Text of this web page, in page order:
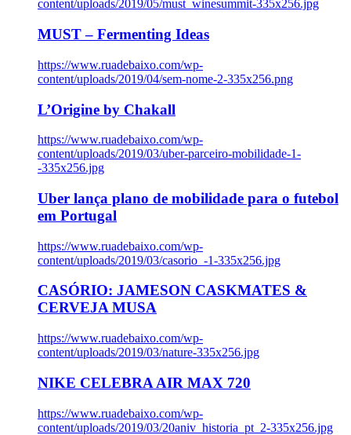
content/uploads/2019/05/must_winesummit-335x256.jpg
MUST – Fermenting Ideas
https://www.ruadebaixo.com/wp-
content/uploads/2019/04/sem-nome-2-335x256.png
L’Origine by Chakall
https://www.ruadebaixo.com/wp-
content/uploads/2019/03/uber-parceiro-mobilidade-1-
-335x256.jpg
Uber lança plano de mobilidade para o futebol
em Portugal
https://www.ruadebaixo.com/wp-
content/uploads/2019/03/casorio_-1-335x256.jpg
CASÓRIO: JAMESON CASKMATES &
CERVEJA MUSA
https://www.ruadebaixo.com/wp-
content/uploads/2019/03/nature-335x256.jpg
NIKE CELEBRA AIR MAX 720
https://www.ruadebaixo.com/wp-
content/uploads/2019/03/20aniv_historia_pt_2-335x256.jpg